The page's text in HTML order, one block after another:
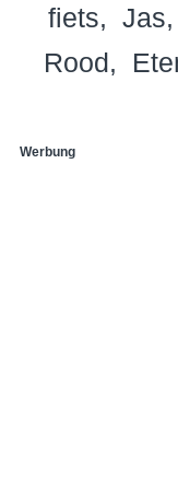
fiets
Jas
Rood
Werbung